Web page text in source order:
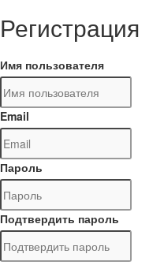
Регистрация
Имя пользователя
Email
Пароль
Подтвердить пароль